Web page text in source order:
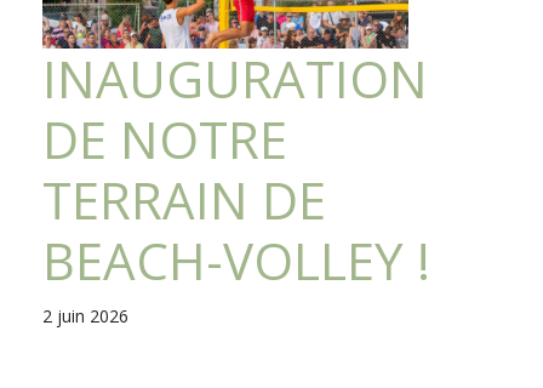
INAUGURATION
DE NOTRE
TERRAIN DE
BEACH-VOLLEY !
2 juin 2026